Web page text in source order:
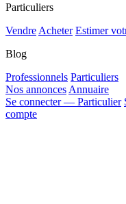
Particuliers
Vendre Acheter Estimer
Blog
Professionnels Particuliers
Nos annonces Annuaire
Se connecter — Particulier
compte